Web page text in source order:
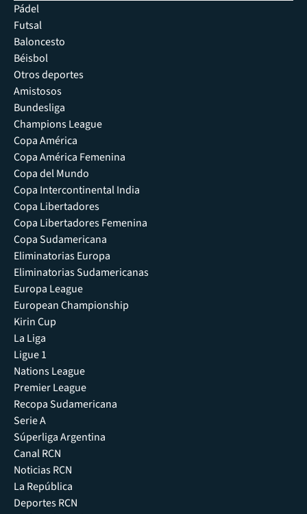
Pádel
Futsal
Baloncesto
Béisbol
Otros deportes
Amistosos
Bundesliga
Champions League
Copa América
Copa América Femenina
Copa del Mundo
Copa Intercontinental India
Copa Libertadores
Copa Libertadores Femenina
Copa Sudamericana
Eliminatorias Europa
Eliminatorias Sudamericanas
Europa League
European Championship
Kirin Cup
La Liga
Ligue 1
Nations League
Premier League
Recopa Sudamericana
Serie A
Súperliga Argentina
Canal RCN
Noticias RCN
La República
Deportes RCN